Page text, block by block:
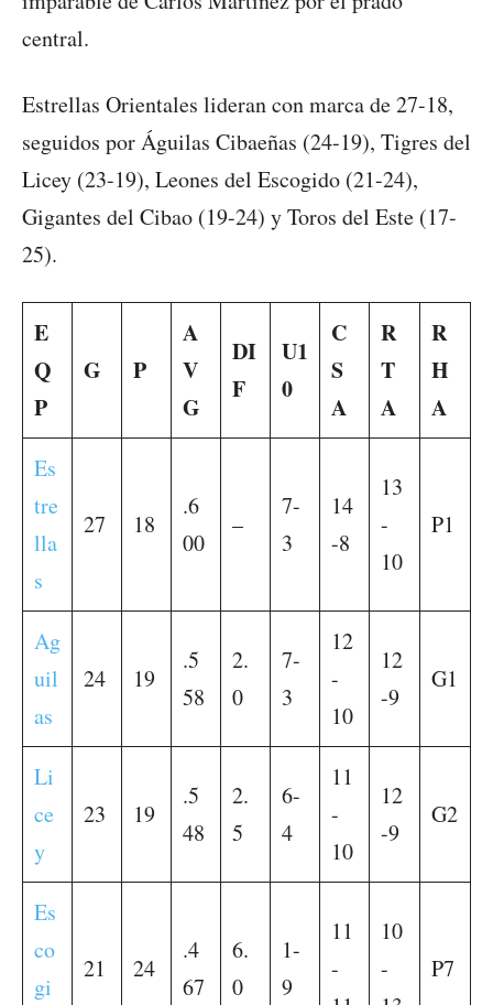
central.
Estrellas Orientales lideran con marca de 27-18,
seguidos por Águilas Cibaeñas (24-19), Tigres del
Licey (23-19), Leones del Escogido (21-24),
Gigantes del Cibao (19-24) y Toros del Este (17-
25).
E
Q
P
G P
A
V
G
DI
F
U1
0
C
S
A
R
T
A
R
H
A
Es
tre
lla
s
27 18
.6
00
–
7-
3
14
-8
13
-
10
P1
Ag
uil
as
24 19
.5
58
2.
0
7-
3
12
-
10
12
-9
G1
Li
ce
y
23 19
.5
48
2.
5
6-
4
11
-
10
12
-9
G2
Es
co
gi
21 24
.4
67
6.
0
1-
9
11
-
10
-
P7